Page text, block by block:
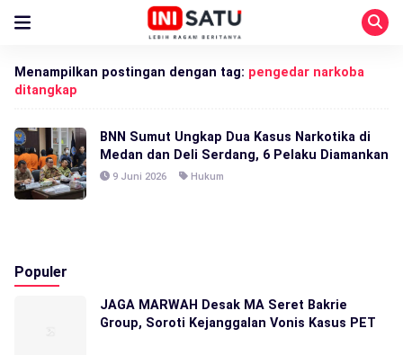
Menampilkan postingan dengan tag: pengedar narkoba
ditangkap
BNN Sumut Ungkap Dua Kasus Narkotika di
Medan dan Deli Serdang, 6 Pelaku Diamankan
9 Juni 2026 Hukum
Populer
JAGA MARWAH Desak MA Seret Bakrie
Group, Soroti Kejanggalan Vonis Kasus PET